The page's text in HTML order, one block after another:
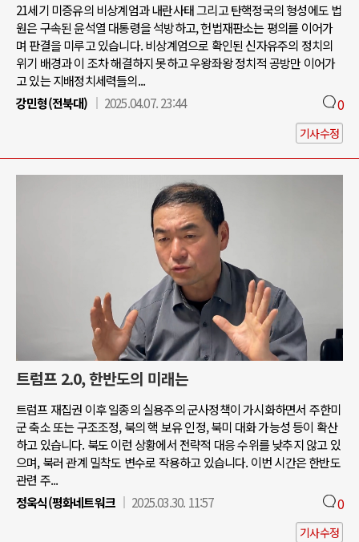
21세기 미증유의 비상계엄과 내란사태 그리고 탄핵정국의 형성에도 법
원은 구속된 윤석열 대통령을 석방하고, 헌법재판소는 평의를 이어가
며 판결을 미루고 있습니다. 비상계엄으로 확인된 신자유주의 정치의
위기 배경과 이 조차 해결하지 못하고 우왕좌왕 정치적 공방만 이어가
고 있는 지배정치세력들의...
강민형(전북대)
2025.04.07. 23:44 0
기사수정
트럼프 2.0, 한반도의 미래는
트럼프 재집권 이후 일종의 실용주의 군사정책이 가시화하면서 주한미
군 축소 또는 구조조정, 북의 핵 보유 인정, 북미 대화 가능성 등이 확산
하고 있습니다. 북도 이런 상황에서 전략적 대응 수위를 낮추지 않고 있
으며, 북러 관계 밀착도 변수로 작용하고 있습니다. 이번 시간은 한반도
관련 주...
정욱식(평화네트워크
2025.03.30. 11:57 0
기사수정